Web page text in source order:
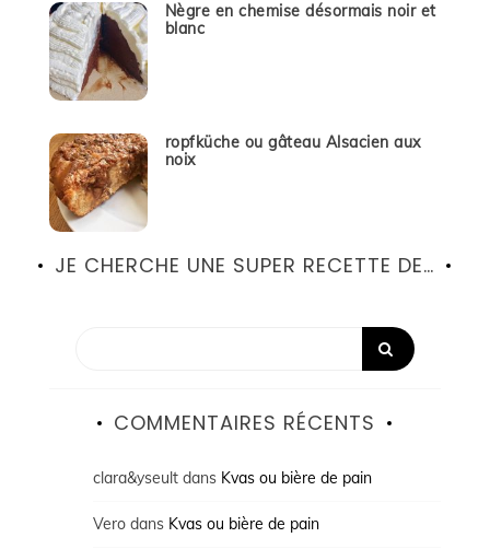
Nègre en chemise désormais noir et
blanc
ropfküche ou gâteau Alsacien aux
noix
JE CHERCHE UNE SUPER RECETTE DE…
COMMENTAIRES RÉCENTS
clara&yseultdans Kvas ou bière de pain
Verodans Kvas ou bière de pain